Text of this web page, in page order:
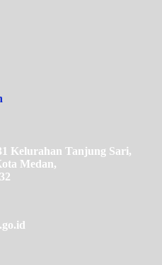
Kelurahan Tanjung Sari,
Medan,